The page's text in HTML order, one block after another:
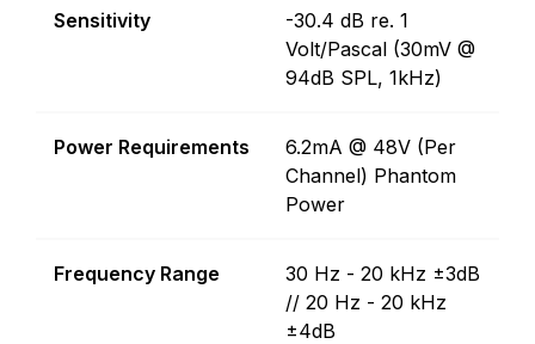
Sensitivity
-30.4 dB re. 1
Volt/Pascal (30mV @
94dB SPL, 1kHz)
Power Requirements
6.2mA @ 48V (Per
Channel) Phantom
Power
Frequency Range
30 Hz - 20 kHz ±3dB
// 20 Hz - 20 kHz
±4dB